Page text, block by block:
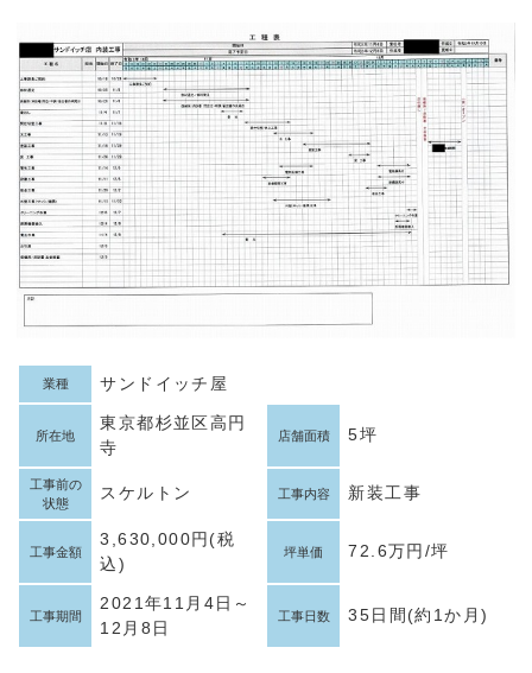
業種 サンドイッチ屋
所在地
東京都杉並区高円
寺
店舗面積 5坪
工事前の
状態
スケルトン 工事内容 新装工事
工事金額
3,630,000円(税
込)
坪単価 72.6万円/坪
工事期間
2021年11月4日～
12月8日
工事日数 35日間(約1か月)